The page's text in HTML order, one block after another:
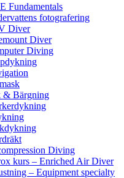
Fundamentals
fotografering
Diver
Diver
Diving
& Bärgning
Diving
kurs – Enriched Air Diver
– Equipment specialty